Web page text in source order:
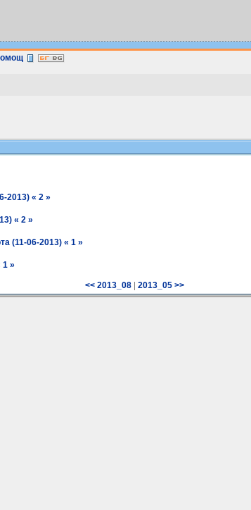
2013) « 2 »
« 2 »
(11-06-2013) « 1 »
1 »
<< 2013_08 | 2013_05 >>